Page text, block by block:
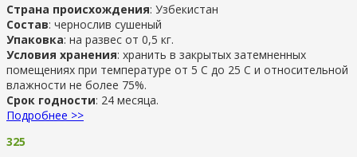
Страна происхождения: Узбекистан
Состав: чернослив сушеный
Упаковка: на развес от 0,5 кг.
Условия хранения: хранить в закрытых затемненных
помещениях при температуре от 5 С до 25 С и относительной
влажности не более 75%.
Срок годности: 24 месяца.
Подробнее >>
325